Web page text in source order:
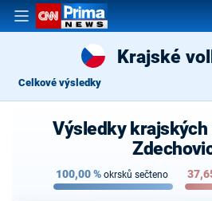
Krajské
Celkové výsledky
Výsledky krajských
100,00% okrsků sečteno